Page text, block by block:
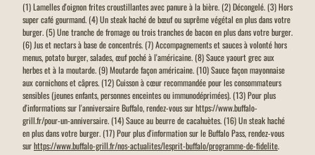
(1) Lamelles d'oignon frites croustillantes avec panure à la bière. (2) Décongelé. (3) Hors
super café gourmand. (4) Un steak haché de bœuf ou suprême végétal en plus dans votre
burger. (5) Une tranche de fromage ou trois tranches de bacon en plus dans votre burger.
(6) Jus et nectars à base de concentrés. (7) Accompagnements et sauces à volonté hors
menus, potato burger, salades, œuf poché à l'américaine. (8) Sauce yaourt grec aux
herbes et à la moutarde. (9) Moutarde façon américaine. (10) Sauce façon mayonnaise
aux cornichons et câpres. (12) Cuisson à cœur recommandée pour les consommateurs
sensibles (jeunes enfants, personnes enceintes ou immunodéprimées). (13) Pour plus
d'informations sur l'anniversaire Buffalo, rendez-vous sur https://www.buffalo-
grill.fr/pour-un-anniversaire. (14) Sauce au beurre de cacahuètes. (16) Un steak haché
en plus dans votre burger. (17) Pour plus d'information sur le Buffalo Pass, rendez-vous
surhttps://www.buffalo-grill.fr/nos-actualites/lesprit-buffalo/programme-de-fidelite.